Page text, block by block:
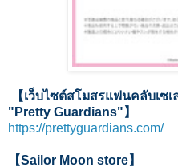
【เว็บไซต์สโมสรแฟนคลับเซ
"Pretty Guardians"】
https://prettyguardians.com/
【Sailor Moon store】